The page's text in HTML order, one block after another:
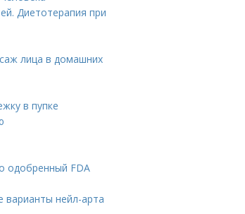
Диетотерапия при
лица в домашних
в пупке
одобренный FDA
нейл-арта